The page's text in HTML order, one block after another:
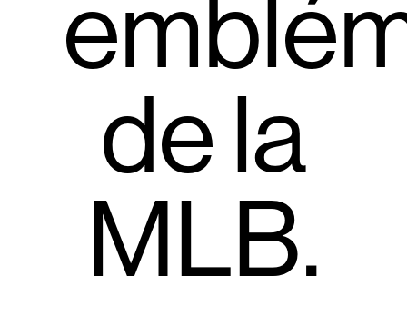
de la
MLB.